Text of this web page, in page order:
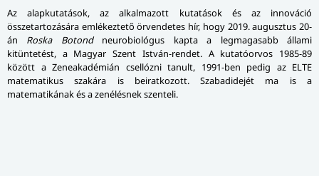
Az alapkutatások, az alkalmazott kutatások és az innováció
összetartozására emlékeztető örvendetes hír, hogy 2019. augusztus 20-
án Roska Botondneurobiológus kapta a legmagasabb állami
kitüntetést, a Magyar Szent István-rendet. A kutatóorvos 1985-89
között a Zeneakadémián csellózni tanult, 1991-ben pedig az ELTE
matematikus szakára is beiratkozott. Szabadidejét ma is a
matematikának és a zenélésnek szenteli.